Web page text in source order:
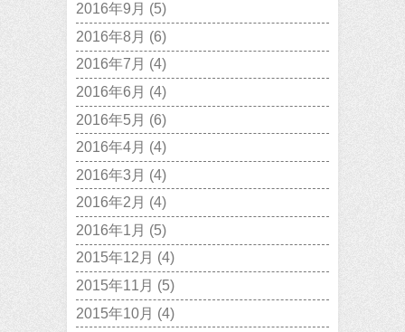
2016年9月 (5)
2016年8月 (6)
2016年7月 (4)
2016年6月 (4)
2016年5月 (6)
2016年4月 (4)
2016年3月 (4)
2016年2月 (4)
2016年1月 (5)
2015年12月 (4)
2015年11月 (5)
2015年10月 (4)